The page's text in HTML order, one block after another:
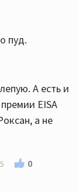
пуд.
А есть и
EISA
а не
0